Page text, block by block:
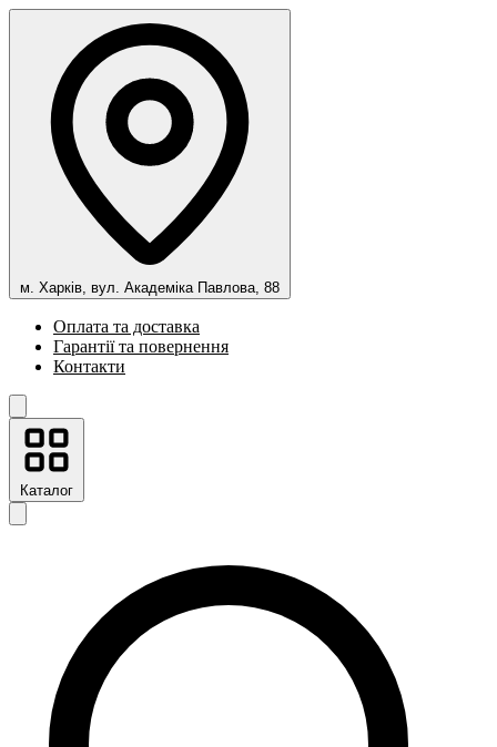
м. Харків, вул. Академіка Павлова, 88
Оплата та доставка
Гарантії та повернення
Контакти
Каталог